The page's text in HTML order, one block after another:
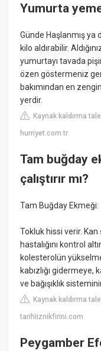
Yumurta
Günde Haşlanmış
kilo aldırabilir.
yumurtayı tavada
özen göstermeniz
bakımından en
yerdir.
Kaynak kaldırma
hurriyet.com.tr
Tam buğday
çalıştırır mı?
Tam Buğday Ekmeği:
Tokluk hissi verir.
hastalığını kontrol
kolesterolün
kabızlığı
ve bağışıklık
Kaynak kaldırma
tarihiiznikfirini.com
Peygamber